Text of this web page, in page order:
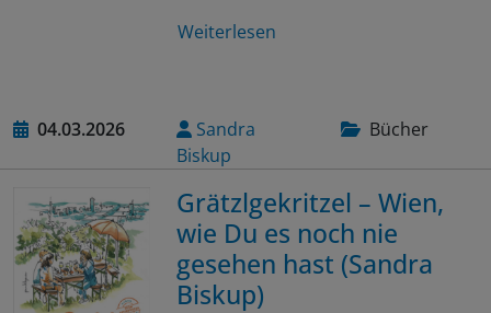
Weiterlesen
04.03.2026
Sandra
Biskup
Bücher
Grätzlgekritzel – Wien,
wie Du es noch nie
gesehen hast (Sandra
Biskup)